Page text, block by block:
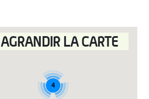
4
AGRANDIR LA CARTE